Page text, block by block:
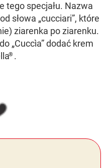
tego specjału. Nazwa
słowa „cucciari”, które
ziarenka po ziarenku.
„Cuccìa” dodać krem
® .